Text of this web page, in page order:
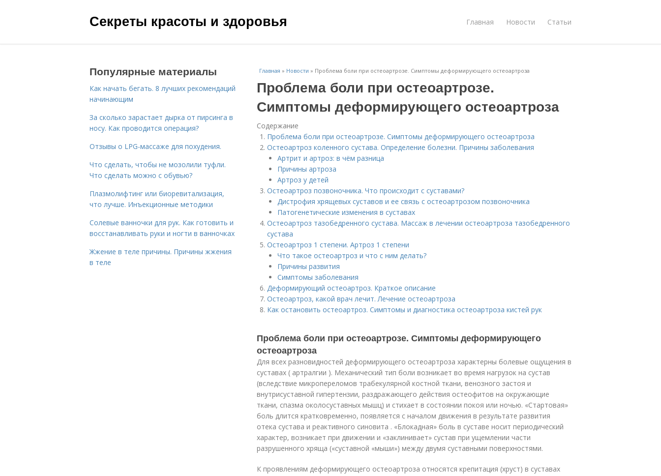
Секреты красоты и здоровья Главная Новости Статьи
Главная » Новости » Проблема боли при остеоартрозе. Симптомы деформирующего остеоартроза
Проблема боли при остеоартрозе.
Симптомы деформирующего остеоартроза
Содержание
Проблема боли при остеоартрозе. Симптомы деформирующего остеоартроза
Остеоартроз коленного сустава. Определение болезни. Причины заболевания
Артрит и артроз: в чём разница
Причины артроза
Артроз у детей
Остеоартроз позвоночника. Что происходит с суставами?
Дистрофия хрящевых суставов и ее связь с остеоартрозом позвоночника
Патогенетические изменения в суставах
Остеоартроз тазобедренного сустава. Массаж в лечении остеоартроза тазобедренного
сустава
Остеоартроз 1 степени. Артроз 1 степени
Что такое остеоартроз и что с ним делать?
Причины развития
Симптомы заболевания
Деформирующий остеоартроз. Краткое описание
Остеоартроз, какой врач лечит. Лечение остеоартроза
Как остановить остеоартроз. Симптомы и диагностика остеоартроза кистей рук
Проблема боли при остеоартрозе. Симптомы деформирующего
остеоартроза
Для всех разновидностей деформирующего остеоартроза характерны болевые ощущения в
суставах ( артралгии ). Механический тип боли возникает во время нагрузок на сустав
(вследствие микропереломов трабекулярной костной ткани, венозного застоя и
внутрисуставной гипертензии, раздражающего действия остеофитов на окружающие
ткани, спазма околосуставных мышц) и стихает в состоянии покоя или ночью. «Стартовая»
боль длится кратковременно, появляется с началом движения в результате развития
отека сустава и реактивного синовита . «Блокадная» боль в суставе носит периодический
характер, возникает при движении и «заклинивает» сустав при ущемлении части
разрушенного хряща («суставной «мыши») между двумя суставными поверхностями.
К проявлениям деформирующего остеоартроза относятся крепитация (хруст) в суставах
Популярные материалы
Как начать бегать. 8 лучших рекомендаций
начинающим
За сколько зарастает дырка от пирсинга в
носу. Как проводится операция?
Отзывы о LPG-массаже для похудения.
Что сделать, чтобы не мозолили туфли.
Что сделать можно с обувью?
Плазмолифтинг или биоревитализация,
что лучше. Инъекционные методики
Солевые ванночки для рук. Как готовить и
восстанавливать руки и ногти в ванночках
Жжение в теле причины. Причины жжения
в теле